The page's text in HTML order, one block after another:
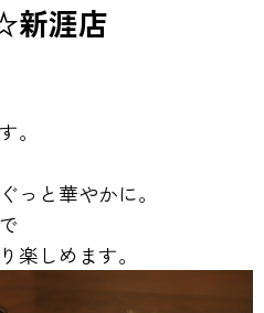
新涯店
。
っと華やかに。
楽しめます。